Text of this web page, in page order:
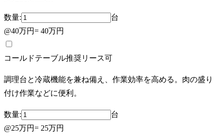
数量:
台
@40万円= 40万円
コールドテーブル推奨リース可
調理台と冷蔵機能を兼ね備え、作業効率を高める。肉の盛り
付け作業などに便利。
数量:
台
@25万円= 25万円